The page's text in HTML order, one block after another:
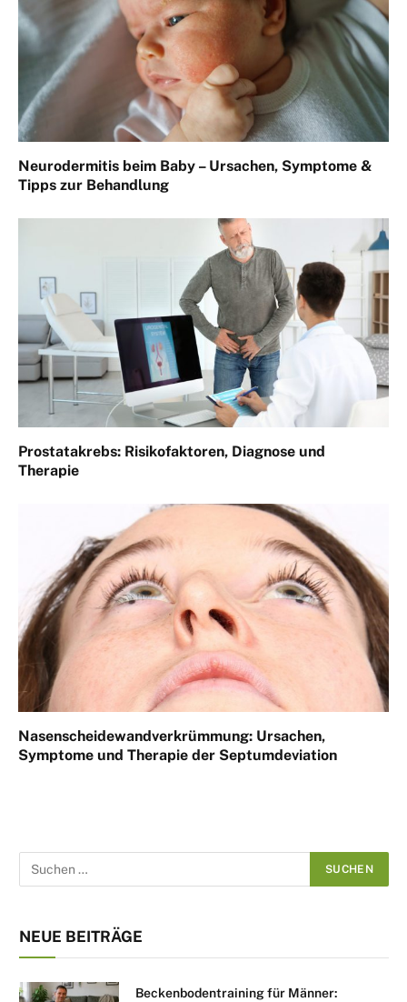
Neurodermitis beim Baby – Ursachen, Symptome &
Tipps zur Behandlung
Prostatakrebs: Risikofaktoren, Diagnose und
Therapie
Nasenscheidewandverkrümmung: Ursachen,
Symptome und Therapie der Septumdeviation
NEUE BEITRÄGE
Beckenbodentraining für Männer: